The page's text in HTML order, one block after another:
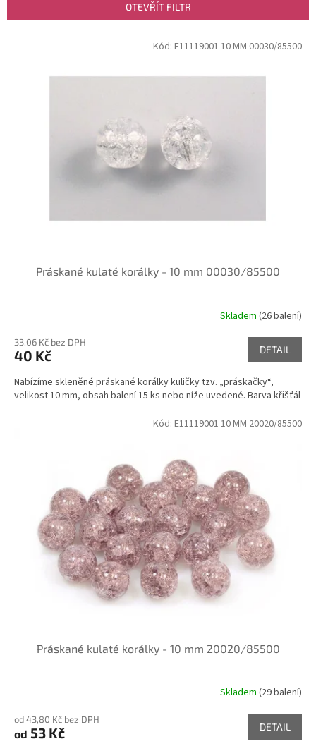
r
OTEVŘÍT FILTR
Práskané kulaté korálky - 10 mm 00030/85500
Skladem (26 balení)
33,06 Kč bez DPH
40 Kč DETAIL
Nabízíme skleněné práskané korálky kuličky tzv. „práskačky“,
velikost 10 mm, obsah balení 15 ks nebo níže uvedené. Barva křišťál
Kód: E11119001 10 MM 00030/85500
Práskané kulaté korálky - 10 mm 20020/85500
Skladem (29 balení)
od 43,80 Kč bez DPH
od 53 Kč DETAIL
Kód: E11119001 10 MM 20020/85500